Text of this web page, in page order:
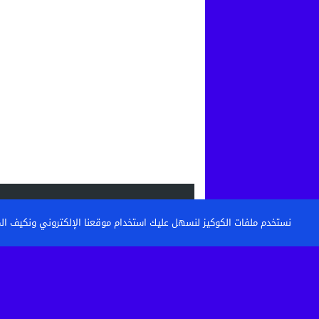
القنيطرة: تكوين حراس الأمن وأعوان
خطوة نحو مستشفى أكثر...
نستخدم ملفات الكوكيز لنسهل عليك استخدام موقعنا الإلكتروني ونكيف